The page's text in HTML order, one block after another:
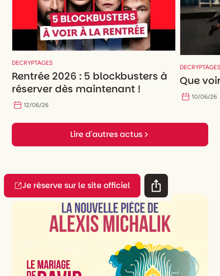
DECRYPTAGES
Rentrée 2026 : 5 blockbusters à
réserver dès maintenant !
12/06/26
Que
10/06/26
Lire d'autres actus
Je réserve sur le site officiel